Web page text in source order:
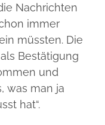
Nachrichten
immer
müssten. Die
Bestätigung
und
was man ja
hat“.